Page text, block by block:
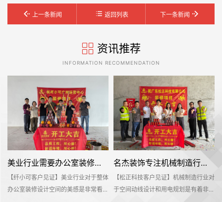
上一条新闻 返回列表 下一条新闻
资讯推荐
INFORMATION RECOMMENDATION
美业行业需要办公室装修就来名杰装饰
【纤小可客户见证】美业行业对于整体
办公室装修设计空间的美感是非常看重
名杰装饰专注机械制造行业办公装修设计
【松正科技客户见证】机械制造行业对
于空间动线设计和用电规划是有着非常